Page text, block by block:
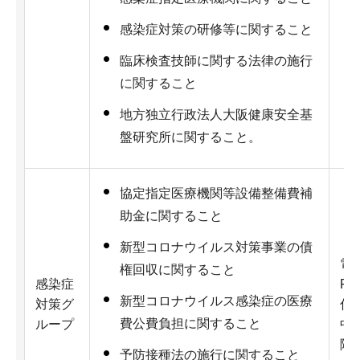
感染症対策の研修等に関すること
臨床検査技師に関する法律の施行
に関すること
地方独立行政法人大阪健康安全基
盤研究所に関すること。
感染症
対策グ
ループ
協定指定医療機関等設備整備費補
助金に関すること
新型コロナウイルス対策事業の債
権回収に関すること
新型コロナウイルス感染症の医療
費公費負担に関すること
予防接種法の施行に関すること
電
住
中
階